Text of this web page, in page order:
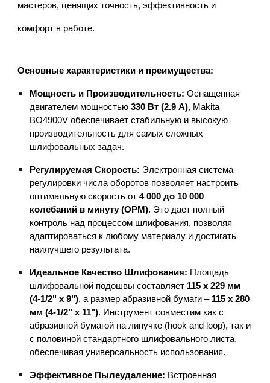
мастеров, ценящих точность, эффективность и
комфорт в работе.
Основные характеристики и преимущества:
Мощность и Производительность: Оснащенная
двигателем мощностью330 Вт (2.9 А), Makita
BO4900V обеспечивает стабильную и высокую
производительность для самых сложных
шлифовальных задач.
Регулируемая Скорость: Электронная система
регулировки числа оборотов позволяет настроить
оптимальную скорость от4 000 до 10 000
колебаний в минуту (OPM). Это дает полный
контроль над процессом шлифования, позволяя
адаптироваться к любому материалу и достигать
наилучшего результата.
Идеальное Качество Шлифования: Площадь
шлифовальной подошвы составляет 115 x 229 мм
(4-1/2" x 9"), а размер абразивной бумаги – 115 x 280
мм (4-1/2" x 11"). Инструмент совместим как с
абразивной бумагой на липучке (hook and loop), так и
с половиной стандартного шлифовального листа,
обеспечивая универсальность использования.
Эффективное Пылеудаление: Встроенная